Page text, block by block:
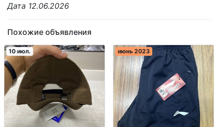
Дата 12.06.2026
Похожие объявления
10 июл. июнь 2023